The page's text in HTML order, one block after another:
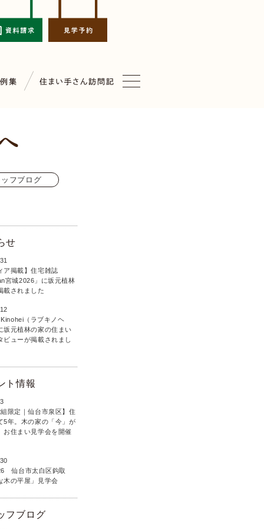
ッフブログ
せ
ア掲載】住宅雑誌
宮城2026」に坂元植林
載されました
Kinohei（ラブキノヘ
坂元植林の家の住まい
ビューが掲載されまし
ト情報
組限定｜仙台市泉区】住
5年。木の家の「今」が
お住まい見学会を開催
仙台市太白区鈎取
木の平屋」見学会
フブログ